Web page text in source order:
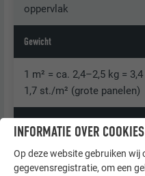
oppervlak
Gewicht
1 m² = ca. 2,4–2,5 kg =
1,7 st./m² (grote panelen)
Onderconstructie
Zie hoofdstuk „Algemene
INFORMATIE OVER
Op deze website gebruiken wij
gegevensregistratie, om een